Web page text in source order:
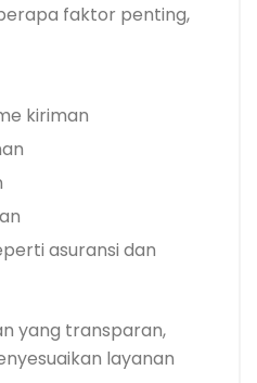
faktor penting,
kiriman
asuransi dan
yang transparan,
layanan